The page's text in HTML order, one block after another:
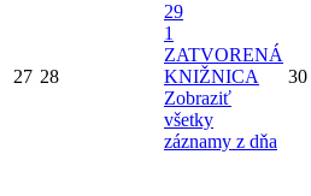
27 28
29
1
ZATVORENÁ
KNIŽNICA
Zobraziť
všetky
záznamy z dňa
30